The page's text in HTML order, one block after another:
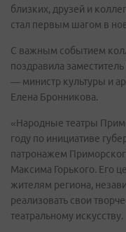
близких, друзей и
стал первым шагом в
С важным событием
поздравила
— министр культуры и
Елена Бронникова.
«Народные театры
году по инициативе
патронажем
Максима Горького. Его
жителям региона,
реализовать свои
театральному искусству.